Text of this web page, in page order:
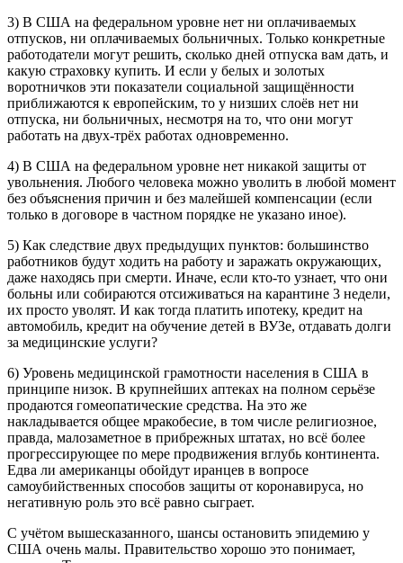
3) В США на федеральном уровне нет ни оплачиваемых
отпусков, ни оплачиваемых больничных. Только конкретные
работодатели могут решить, сколько дней отпуска вам дать, и
какую страховку купить. И если у белых и золотых
воротничков эти показатели социальной защищённости
приближаются к европейским, то у низших слоёв нет ни
отпуска, ни больничных, несмотря на то, что они могут
работать на двух-трёх работах одновременно.
4) В США на федеральном уровне нет никакой защиты от
увольнения. Любого человека можно уволить в любой момент
без объяснения причин и без малейшей компенсации (если
только в договоре в частном порядке не указано иное).
5) Как следствие двух предыдущих пунктов: большинство
работников будут ходить на работу и заражать окружающих,
даже находясь при смерти. Иначе, если кто-то узнает, что они
больны или собираются отсиживаться на карантине 3 недели,
их просто уволят. И как тогда платить ипотеку, кредит на
автомобиль, кредит на обучение детей в ВУЗе, отдавать долги
за медицинские услуги?
6) Уровень медицинской грамотности населения в США в
принципе низок. В крупнейших аптеках на полном серьёзе
продаются гомеопатические средства. На это же
накладывается общее мракобесие, в том числе религиозное,
правда, малозаметное в прибрежных штатах, но всё более
прогрессирующее по мере продвижения вглубь континента.
Едва ли американцы обойдут иранцев в вопросе
самоубийственных способов защиты от коронавируса, но
негативную роль это всё равно сыграет.
С учётом вышесказанного, шансы остановить эпидемию у
США очень малы. Правительство хорошо это понимает,